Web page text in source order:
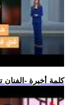
.. كلمة أخيرة -